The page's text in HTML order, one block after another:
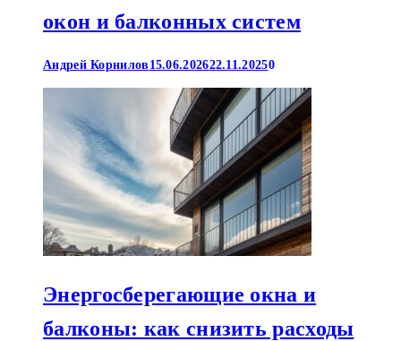
окон и балконных систем
Андрей Корнилов 15.06.202622.11.20250
Энергосберегающие окна и
балконы: как снизить расходы